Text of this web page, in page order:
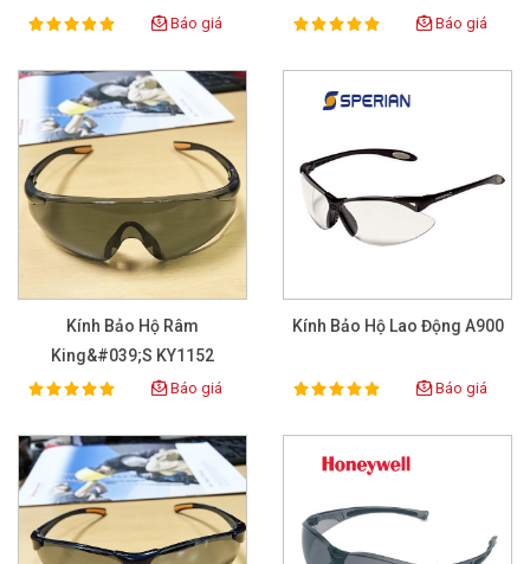
Rating:
100% Báo giá
1015361
Rating:
100% Báo giá
Kính Bảo Hộ Râm
King&#039;s KY1152
Rating:
100% Báo giá
Kính Bảo Hộ Lao Động A900
Rating:
100% Báo giá